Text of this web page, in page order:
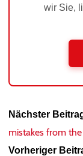
wir Sie,
Nächster
mistakes from
Vorheriger